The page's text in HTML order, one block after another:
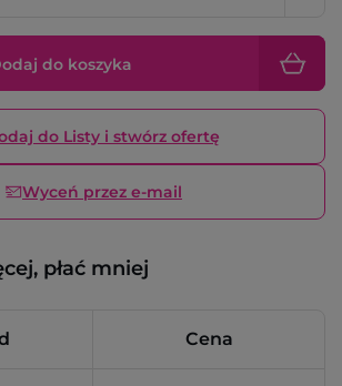
do koszyka
do Listy i stwórz ofertę
Wyceń przez e-mail
płać mniej
Cena